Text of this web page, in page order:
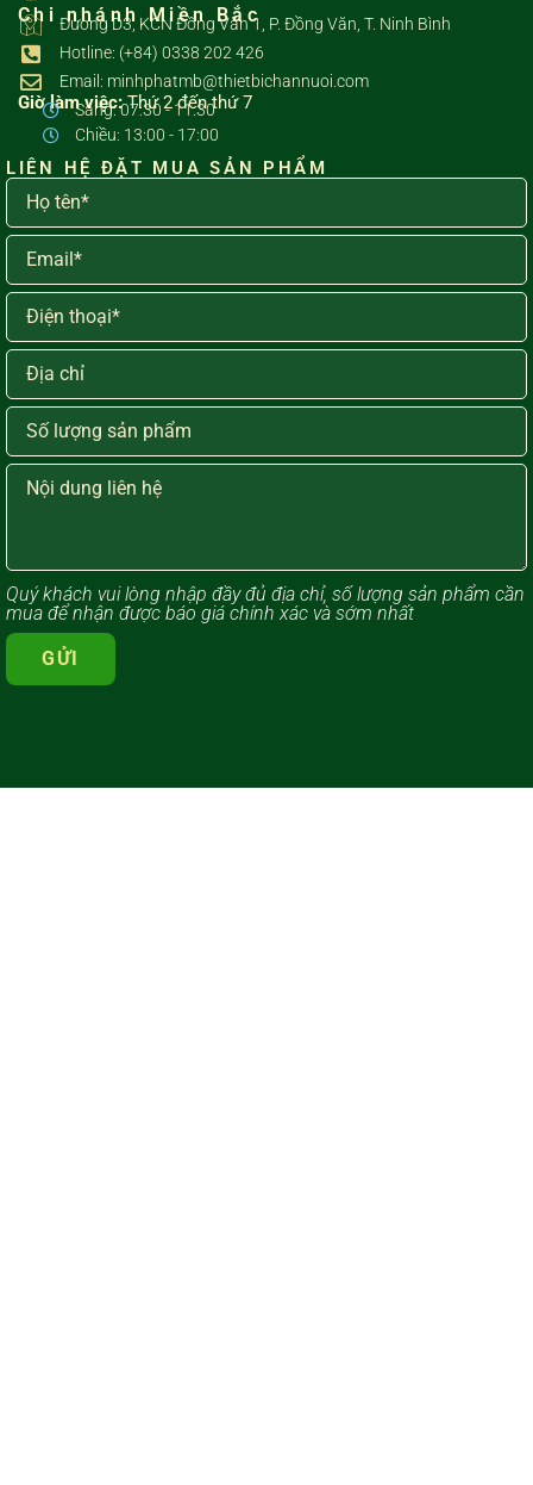
Chi nhánh Miền Bắc
Đường D3, KCN Đồng Văn 1, P. Đồng Văn, T. Ninh Bình
Hotline: (+84) 0338 202 426
Email: minhphatmb@thietbichannuoi.com
Giờ làm việc:Thứ 2 đến thứ 7
Sáng: 07:30 - 11:30
Chiều: 13:00 - 17:00
LIÊN HỆ ĐẶT MUA SẢN PHẨM
Quý khách vui lòng ​nhập đầy đủ địa chỉ, số lượng sản phẩm cần
mua để nhận được báo giá chính xác và sớm nhất